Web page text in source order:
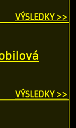
VÝSLEDKY >>
VÝSLEDKY >>